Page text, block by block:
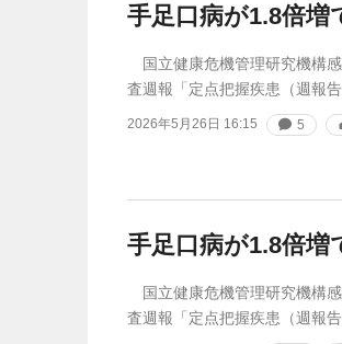
手足口病が1.8倍増
国立健康危機管理研究機構
査週報「定点把握疾患（週報
2026年5月26日 16:15 5
手足口病が1.8倍増
国立健康危機管理研究機構
査週報「定点把握疾患（週報